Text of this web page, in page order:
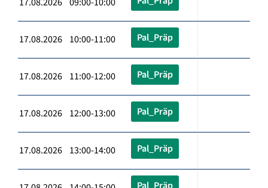
17.08.2026 10:00-11:00 Pal_Präp
17.08.2026 11:00-12:00 Pal_Präp
17.08.2026 12:00-13:00 Pal_Präp
17.08.2026 13:00-14:00 Pal_Präp